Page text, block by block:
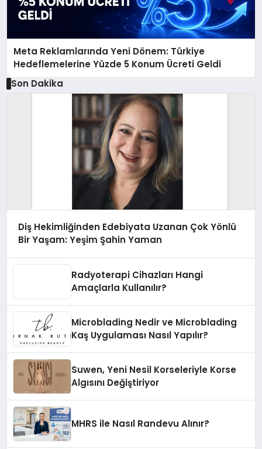
Meta Reklamlarında Yeni Dönem: Türkiye
Hedeflemelerine Yüzde 5 Konum Ücreti Geldi
Son Dakika
Diş Hekimliğinden Edebiyata Uzanan Çok Yönlü
Bir Yaşam: Yeşim Şahin Yaman
Radyoterapi Cihazları Hangi
Amaçlarla Kullanılır?
Microblading Nedir ve Microblading
Kaş Uygulaması Nasıl Yapılır?
Suwen, Yeni Nesil Korseleriyle Korse
Algısını Değiştiriyor
MHRS ile Nasıl Randevu Alınır?